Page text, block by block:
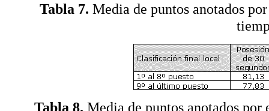
Tabla 7. Media de puntos anotados
Tabla 8. Media de puntos anotados